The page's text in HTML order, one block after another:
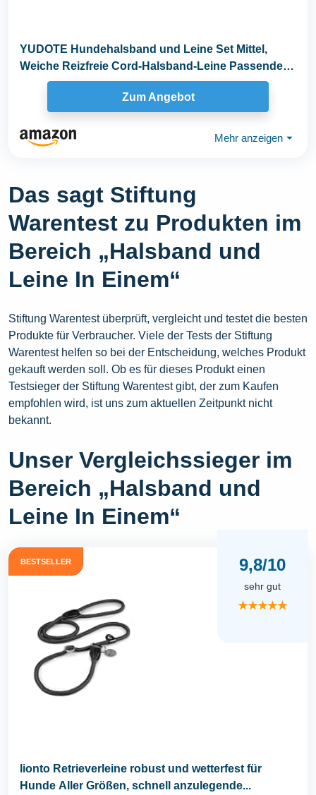
YUDOTE Hundehalsband und Leine Set Mittel,
Weiche Reizfreie Cord-Halsband-Leine Passende
Combo für...
Zum Angebot
Mehr anzeigen ⏷
Das sagt Stiftung
Warentest zu Produkten im
Bereich „Halsband und
Leine In Einem“
Stiftung Warentest überprüft, vergleicht und testet die besten
Produkte für Verbraucher. Viele der Tests der Stiftung
Warentest helfen so bei der Entscheidung, welches Produkt
gekauft werden soll. Ob es für dieses Produkt einen
Testsieger der Stiftung Warentest gibt, der zum Kaufen
empfohlen wird, ist uns zum aktuellen Zeitpunkt nicht
bekannt.
Unser Vergleichssieger im
Bereich „Halsband und
Leine In Einem“
BESTSELLER 9,8/10
sehr gut
★★★★★
lionto Retrieverleine robust und wetterfest für
Hunde Aller Größen, schnell anzulegende...